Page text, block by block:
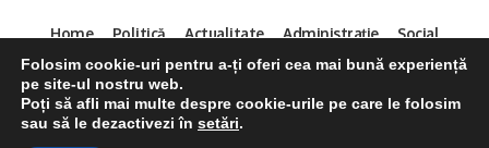
Home Politică Actualitate Administrație
Social
Sport
Mica Publicitate Servicii
Contact
Decizia CNA 286/14.04.2011
Folosim cookie-uri pentru a-ți oferi cea mai bună experiență
pe site-ul nostru web.
Poți să afli mai multe despre cookie-urile pe care le folosim
sau să le dezactivezi în setări.